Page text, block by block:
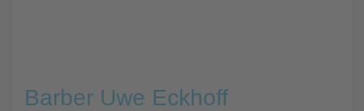
Barber Uwe Eckhoff